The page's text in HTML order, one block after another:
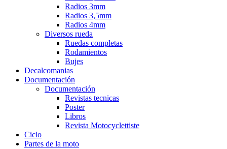
Radios 3mm
Radios 3,5mm
Radios 4mm
Diversos rueda
Ruedas completas
Rodamientos
Bujes
Decalcomanias
Documentación
Documentación
Revistas tecnicas
Poster
Libros
Revista Motocyclettiste
Ciclo
Partes de la moto